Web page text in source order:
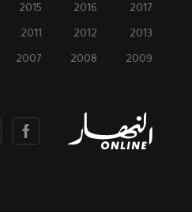
2017
2016
2015
2013
2012
2011
2009
2008
2007